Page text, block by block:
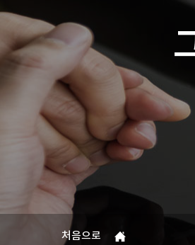
처음으로